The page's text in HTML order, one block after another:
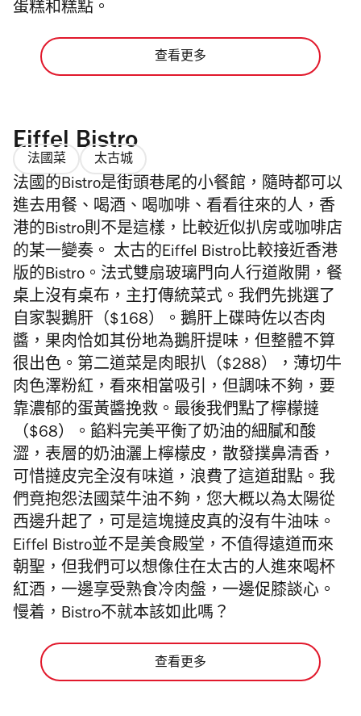
蛋糕和糕點。
查看更多
Eiffel Bistro
法國菜 太古城
法國的Bistro是街頭巷尾的小餐館，隨時都可以
進去用餐、喝酒、喝咖啡、看看往來的人，香
港的Bistro則不是這樣，比較近似扒房或咖啡店
的某一變奏。 太古的Eiffel Bistro比較接近香港
版的Bistro。法式雙扇玻璃門向人行道敞開，餐
桌上沒有桌布，主打傳統菜式。我們先挑選了
自家製鵝肝（$168）。鵝肝上碟時佐以杏肉
醬，果肉恰如其份地為鵝肝提味，但整體不算
很出色。第二道菜是肉眼扒（$288），薄切牛
肉色澤粉紅，看來相當吸引，但調味不夠，要
靠濃郁的蛋黃醬挽救。最後我們點了檸檬撻
（$68）。餡料完美平衡了奶油的細膩和酸
澀，表層的奶油灑上檸檬皮，散發撲鼻清香，
可惜撻皮完全沒有味道，浪費了這道甜點。我
們竟抱怨法國菜牛油不夠，您大概以為太陽從
西邊升起了，可是這塊撻皮真的沒有牛油味。
Eiffel Bistro並不是美食殿堂，不值得遠道而來
朝聖，但我們可以想像住在太古的人進來喝杯
紅酒，一邊享受熟食冷肉盤，一邊促膝談心。
慢着，Bistro不就本該如此嗎？
查看更多